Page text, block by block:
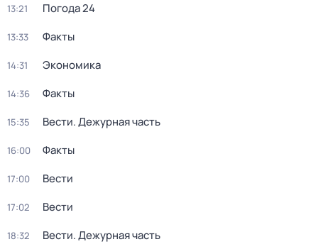
13:21 Погода 24
13:33 Факты
14:31 Экономика
14:36 Факты
15:35 Вести. Дежурная часть
16:00 Факты
17:00 Вести
17:02 Вести
18:32 Вести. Дежурная часть